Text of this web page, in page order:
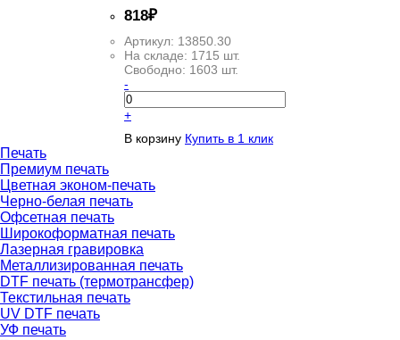
818₽
Артикул: 13850.30
На складе: 1715 шт.
Свободно: 1603 шт.
-
+
В корзину Купить в 1 клик
Печать
Премиум печать
Цветная эконом-печать
Черно-белая печать
Офсетная печать
Широкоформатная печать
Лазерная гравировка
Металлизированная печать
DTF печать (термотрансфер)
Текстильная печать
UV DTF печать
УФ печать